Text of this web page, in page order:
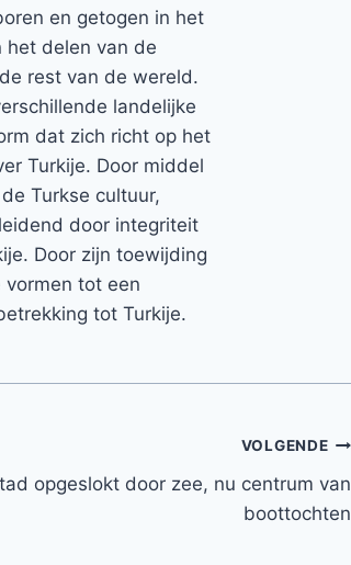
en getogen in het
het delen van de
rest van de wereld.
landelijke
dat zich richt op het
Turkije. Door middel
Turkse cultuur,
door integriteit
Door zijn toewijding
tot een
tot Turkije.
VOLGENDE
opgeslokt door zee, nu centrum van
boottochten